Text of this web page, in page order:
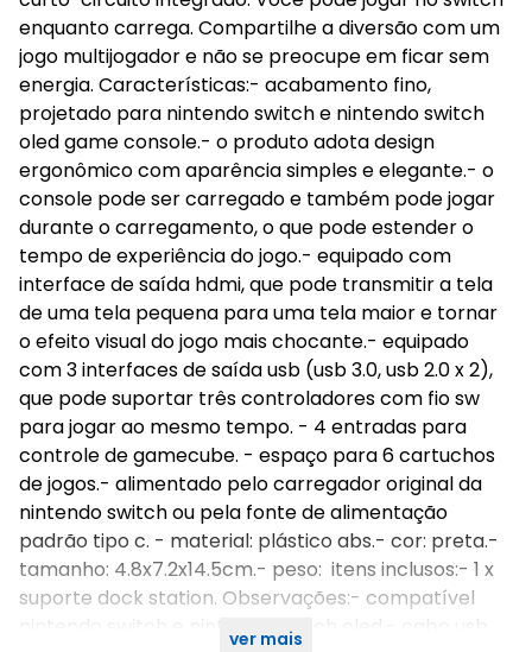
enquanto carrega. Compartilhe a diversão com um
jogo multijogador e não se preocupe em ficar sem
energia. Características:- acabamento fino,
projetado para nintendo switch e nintendo switch
oled game console.- o produto adota design
ergonômico com aparência simples e elegante.- o
console pode ser carregado e também pode jogar
durante o carregamento, o que pode estender o
tempo de experiência do jogo.- equipado com
interface de saída hdmi, que pode transmitir a tela
de uma tela pequena para uma tela maior e tornar
o efeito visual do jogo mais chocante.- equipado
com 3 interfaces de saída usb (usb 3.0, usb 2.0 x 2),
que pode suportar três controladores com fio sw
para jogar ao mesmo tempo. - 4 entradas para
controle de gamecube. - espaço para 6 cartuchos
de jogos.- alimentado pelo carregador original da
nintendo switch ou pela fonte de alimentação
padrão tipo c. - material: plástico abs.- cor: preta.-
tamanho: 4.8x7.2x14.5cm.- peso: itens inclusos:- 1 x
suporte dock station. Observações:- compatível
nintendo switch e nintendo switch oled.- cabo usb
ver mais